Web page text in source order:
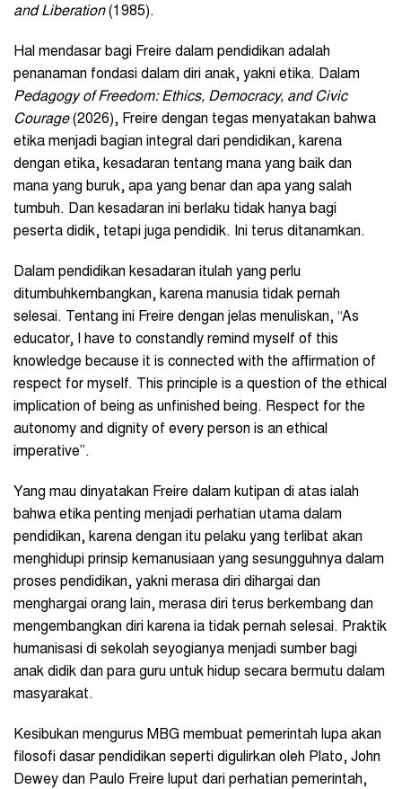
and Liberation(1985).
Hal mendasar bagi Freire dalam pendidikan adalah
penanaman fondasi dalam diri anak, yakni etika. Dalam
Pedagogy of Freedom: Ethics, Democracy, and Civic
Courage(2026), Freire dengan tegas menyatakan bahwa
etika menjadi bagian integral dari pendidikan, karena
dengan etika, kesadaran tentang mana yang baik dan
mana yang buruk, apa yang benar dan apa yang salah
tumbuh. Dan kesadaran ini berlaku tidak hanya bagi
peserta didik, tetapi juga pendidik. Ini terus ditanamkan.
Dalam pendidikan kesadaran itulah yang perlu
ditumbuhkembangkan, karena manusia tidak pernah
selesai. Tentang ini Freire dengan jelas menuliskan, “As
educator, I have to constandly remind myself of this
knowledge because it is connected with the affirmation of
respect for myself. This principle is a question of the ethical
implication of being as unfinished being. Respect for the
autonomy and dignity of every person is an ethical
imperative”.
Yang mau dinyatakan Freire dalam kutipan di atas ialah
bahwa etika penting menjadi perhatian utama dalam
pendidikan, karena dengan itu pelaku yang terlibat akan
menghidupi prinsip kemanusiaan yang sesungguhnya dalam
proses pendidikan, yakni merasa diri dihargai dan
menghargai orang lain, merasa diri terus berkembang dan
mengembangkan diri karena ia tidak pernah selesai. Praktik
humanisasi di sekolah seyogianya menjadi sumber bagi
anak didik dan para guru untuk hidup secara bermutu dalam
masyarakat.
Kesibukan mengurus MBG membuat pemerintah lupa akan
filosofi dasar pendidikan seperti digulirkan oleh Plato, John
Dewey dan Paulo Freire luput dari perhatian pemerintah,